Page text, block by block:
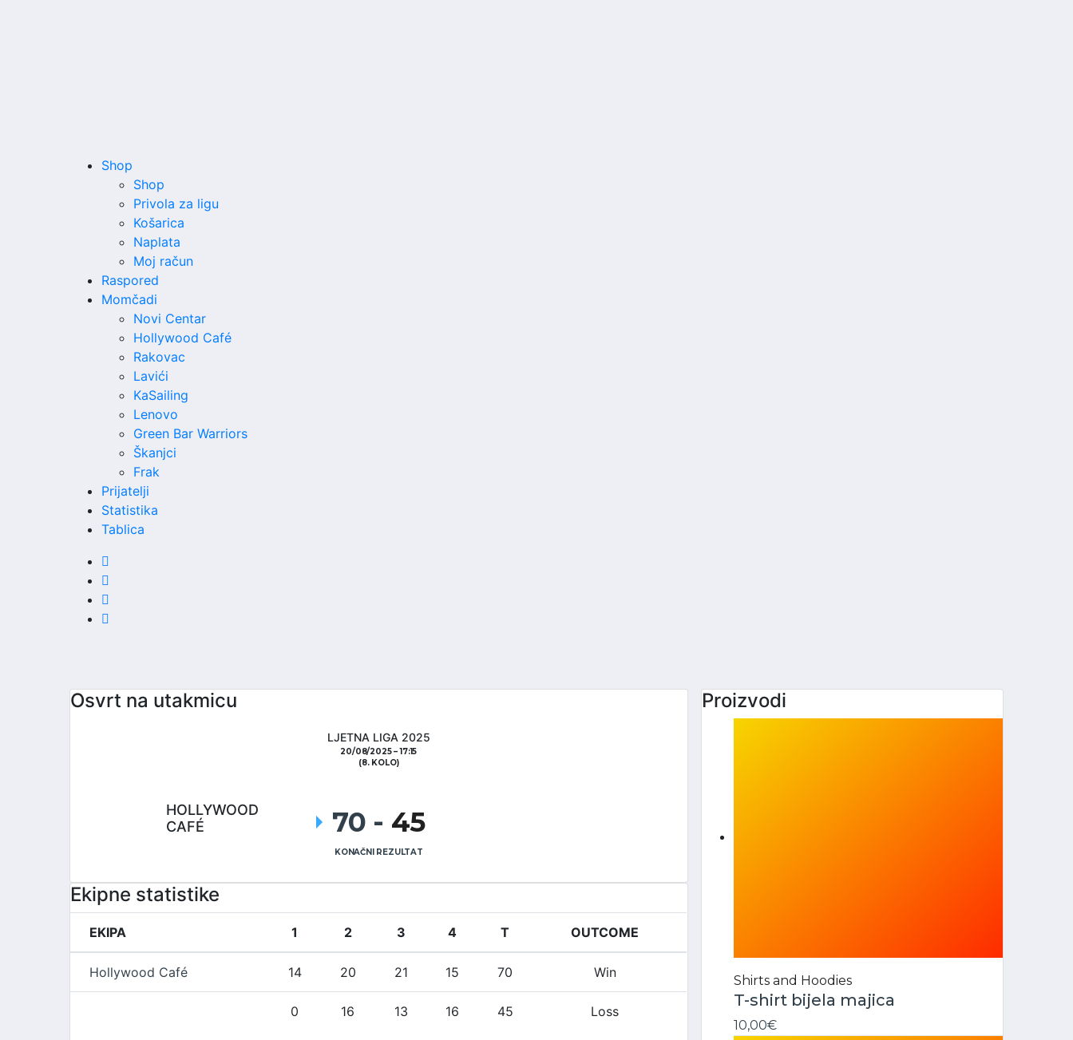
Shop
Shop
Privola za ligu
Košarica
Naplata
Moj račun
Raspored
Momčadi
Novi Centar
Hollywood Café
Rakovac
Lavići
KaSailing
Lenovo
Green Bar Warriors
Škanjci
Frak
Prijatelji
Statistika
Tablica
Osvrt na utakmicu
LJETNA LIGA 2025
20/08/2025
17:15
(8. KOLO)
HOLLYWOOD
CAFÉ
70 - 45
KONAČNI REZULTAT
Ekipne statistike
EKIPA 1 2 3 4 T OUTCOME
Hollywood Café 14 20 21 15 70 Win
0 16 13 16 45 Loss
Proizvodi
Shirts and Hoodies
T-shirt bijela majica
10,00€